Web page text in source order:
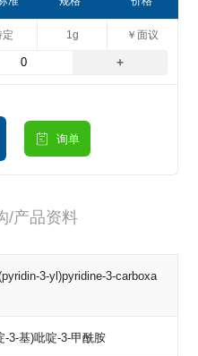
定 1g ￥面议
+
询单
/产品资料
3-yl)pyridine-3-carboxa
-3-基)吡啶-3-甲酰胺